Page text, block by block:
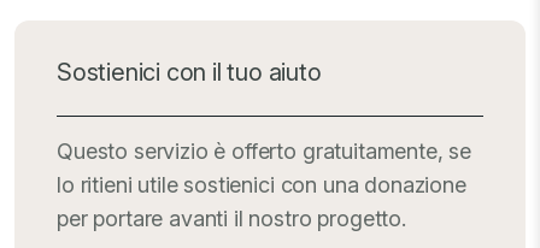
Sostienici con il tuo aiuto
Questo servizio è offerto gratuitamente, se
lo ritieni utile sostienici con una donazione
per portare avanti il nostro progetto.